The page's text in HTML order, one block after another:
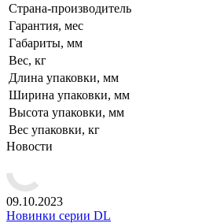
Страна-производитель
Гарантия, мес
Габариты, мм
Вес, кг
Длина упаковки, мм
Ширина упаковки, мм
Высота упаковки, мм
Вес упаковки, кг
Новости
09.10.2023
Новинки серии DL